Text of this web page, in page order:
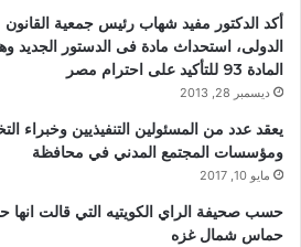
أكد الدكتور مفيد شهاب رئيس جمعية القانون
الدولى، استحداث مادة فى الدستور الجديد
المادة 93 للتأكيد على احترام مصر
ديسمبر 28, 2013
يعقد عدد من المسئولين التنفيذيين وخبراء
ومؤسسات المجتمع المدني في محافظة
مايو 10, 2017
حسب صحيفة الراي الكويتيه التي قالت
حماس شمال غزه